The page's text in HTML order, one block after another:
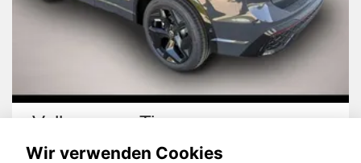
Volkswagen Tiguan
Wir verwenden Cookies